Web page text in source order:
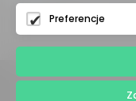
Preferencje